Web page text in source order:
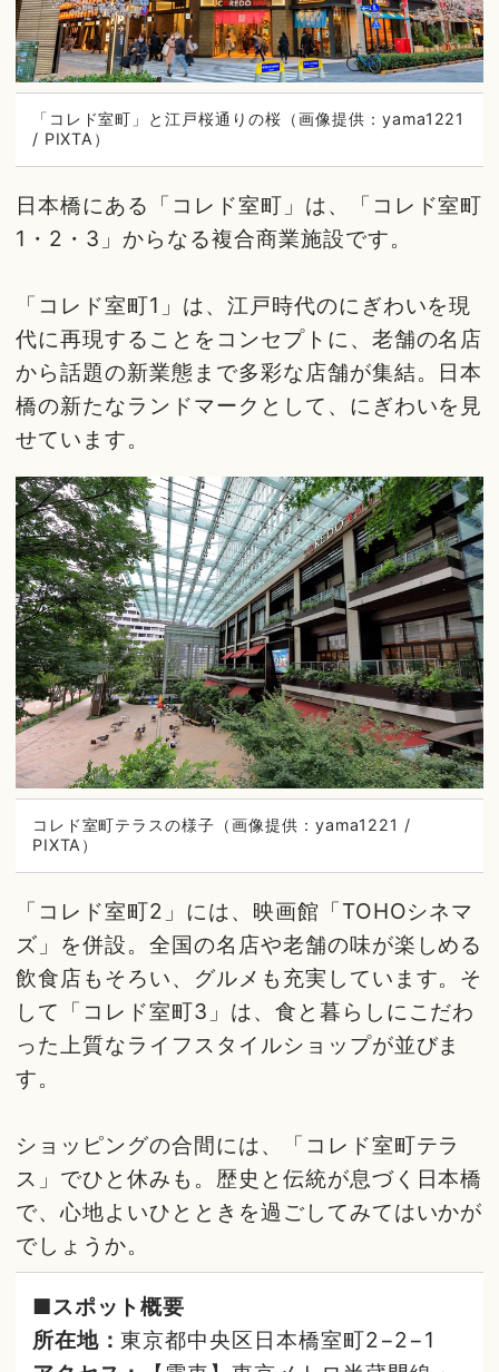
「コレド室町」と江戸桜通りの桜（画像提供：yama1221
/ PIXTA）
日本橋にある「コレド室町」は、「コレド室町
1・2・3」からなる複合商業施設です。
「コレド室町1」は、江戸時代のにぎわいを現
代に再現することをコンセプトに、老舗の名店
から話題の新業態まで多彩な店舗が集結。日本
橋の新たなランドマークとして、にぎわいを見
せています。
コレド室町テラスの様子（画像提供：yama1221 /
PIXTA）
「コレド室町2」には、映画館「TOHOシネマ
ズ」を併設。全国の名店や老舗の味が楽しめる
飲食店もそろい、グルメも充実しています。そ
して「コレド室町3」は、食と暮らしにこだわ
った上質なライフスタイルショップが並びま
す。
ショッピングの合間には、「コレド室町テラ
ス」でひと休みも。歴史と伝統が息づく日本橋
で、心地よいひとときを過ごしてみてはいかが
でしょうか。
■スポット概要
所在地：東京都中央区日本橋室町2−2−1